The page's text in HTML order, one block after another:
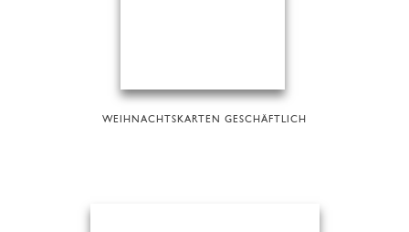
WEIHNACHTSKARTEN GESCHÄFTLICH